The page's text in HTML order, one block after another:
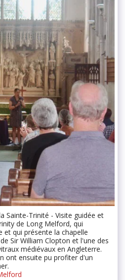
Sainte-Trinité - Visite guidée et
de Long Melford, qui
et qui présente la chapelle
Sir William Clopton et l'une des
médiévaux en Angleterre.
ont ensuite pu profiter d'un